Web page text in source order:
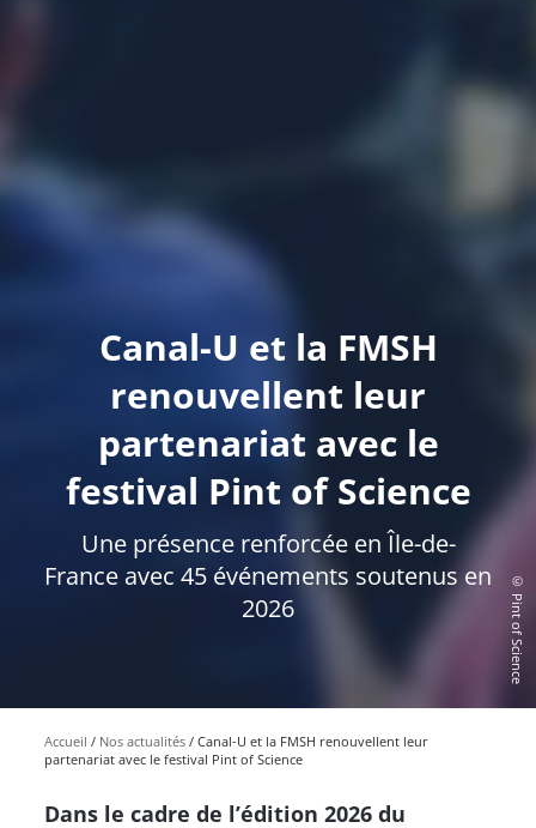
Canal-U et la FMSH
renouvellent leur
partenariat avec le
festival Pint of Science
Une présence renforcée en Île-de-
France avec 45 événements soutenus en
2026
© Pint of Science
Accueil Nos actualités
Canal-U et la FMSH renouvellent leur
partenariat avec le festival Pint of Science
Dans le cadre de l’édition 2026 du